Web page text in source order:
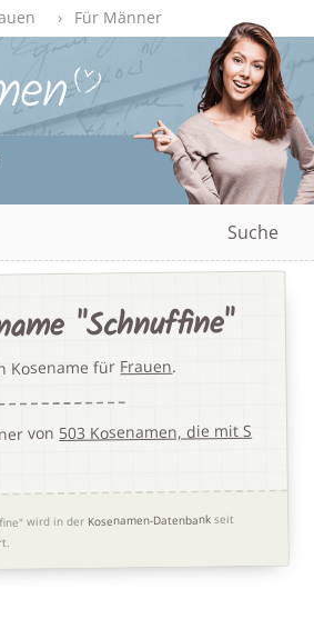
Für Männer
Suche
"Schnuffine"
Kosename fürFrauen.
von 503 Kosenamen, die mit S
wird in der Kosenamen-Datenbank seit